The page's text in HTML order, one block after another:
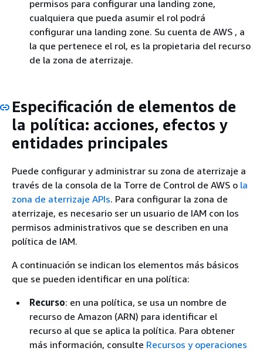
permisos para configurar una landing zone,
cualquiera que pueda asumir el rol podrá
configurar una landing zone. Su cuenta de AWS , a
la que pertenece el rol, es la propietaria del recurso
de la zona de aterrizaje.
Especificación de elementos de
la política: acciones, efectos y
entidades principales
Puede configurar y administrar su zona de aterrizaje a
través de la consola de la Torre de Control de AWS o la
zona de aterrizaje APIs. Para configurar la zona de
aterrizaje, es necesario ser un usuario de IAM con los
permisos administrativos que se describen en una
política de IAM.
A continuación se indican los elementos más básicos
que se pueden identificar en una política:
Recurso: en una política, se usa un nombre de
recurso de Amazon (ARN) para identificar el
recurso al que se aplica la política. Para obtener
más información, consulte Recursos y operaciones